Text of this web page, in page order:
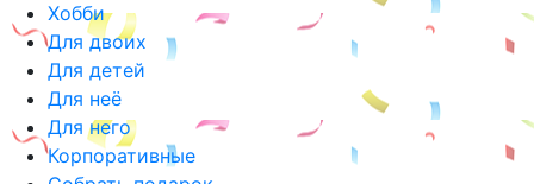
Хобби
Для двоих
Для детей
Для неё
Для него
Корпоративные